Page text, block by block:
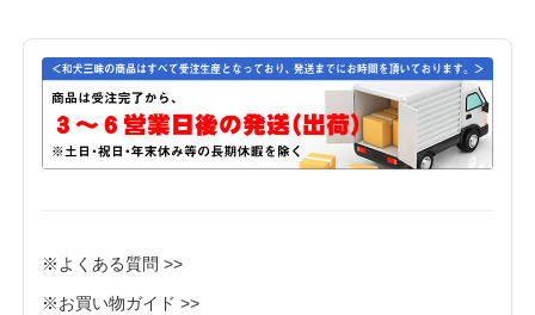
※よくある質問 >>
※お買い物ガイド >>